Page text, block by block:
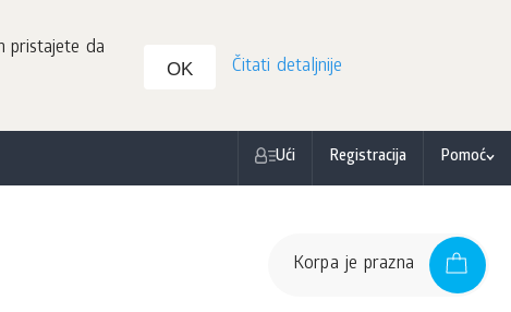
pristajete da
OK Čitati detaljnije
Ući Registracija Pomoć
Korpa je prazna